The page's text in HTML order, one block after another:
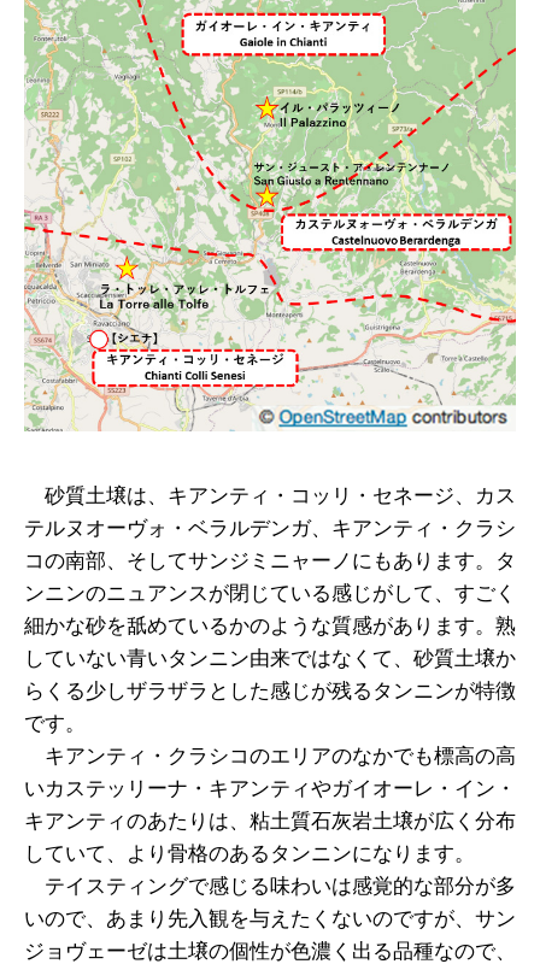
砂質土壌は、キアンティ・コッリ・セネージ、カス
テルヌオーヴォ・ベラルデンガ、キアンティ・クラシ
コの南部、そしてサンジミニャーノにもあります。タ
ンニンのニュアンスが閉じている感じがして、すごく
細かな砂を舐めているかのような質感があります。熟
していない青いタンニン由来ではなくて、砂質土壌か
らくる少しザラザラとした感じが残るタンニンが特徴
です。
キアンティ・クラシコのエリアのなかでも標高の高
いカステッリーナ・キアンティやガイオーレ・イン・
キアンティのあたりは、粘土質石灰岩土壌が広く分布
していて、より骨格のあるタンニンになります。
テイスティングで感じる味わいは感覚的な部分が多
いので、あまり先入観を与えたくないのですが、サン
ジョヴェーゼは土壌の個性が色濃く出る品種なので、